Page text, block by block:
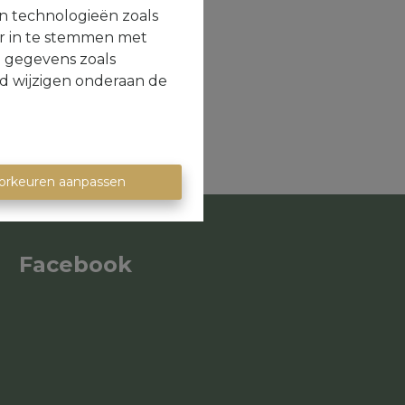
technologieën zoals
in te stemmen met
zoals
wijzigen onderaan de
aanpassen
Facebook